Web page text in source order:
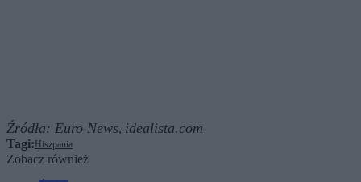
Źródła: Euro News, idealista.com
Tagi: Hiszpania
Zobacz również